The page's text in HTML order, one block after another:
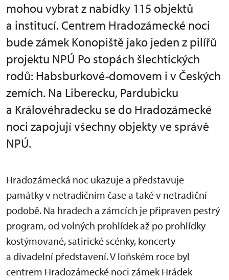
mohou vybrat z nabídky 115 objektů
a institucí. Centrem Hradozámecké noci
bude zámek Konopiště jako jeden z pilířů
projektu NPÚ Po stopách šlechtických
rodů: Habsburkové-domovem i v Českých
zemích. Na Liberecku, Pardubicku
a Královéhradecku se do Hradozámecké
noci zapojují všechny objekty ve správě
NPÚ.
Hradozámecká noc ukazuje a představuje
památky v netradičním čase a také v netradiční
podobě. Na hradech a zámcích je připraven pestrý
program, od volných prohlídek až po prohlídky
kostýmované, satirické scénky, koncerty
a divadelní představení. V loňském roce byl
centrem Hradozámecké noci zámek Hrádek